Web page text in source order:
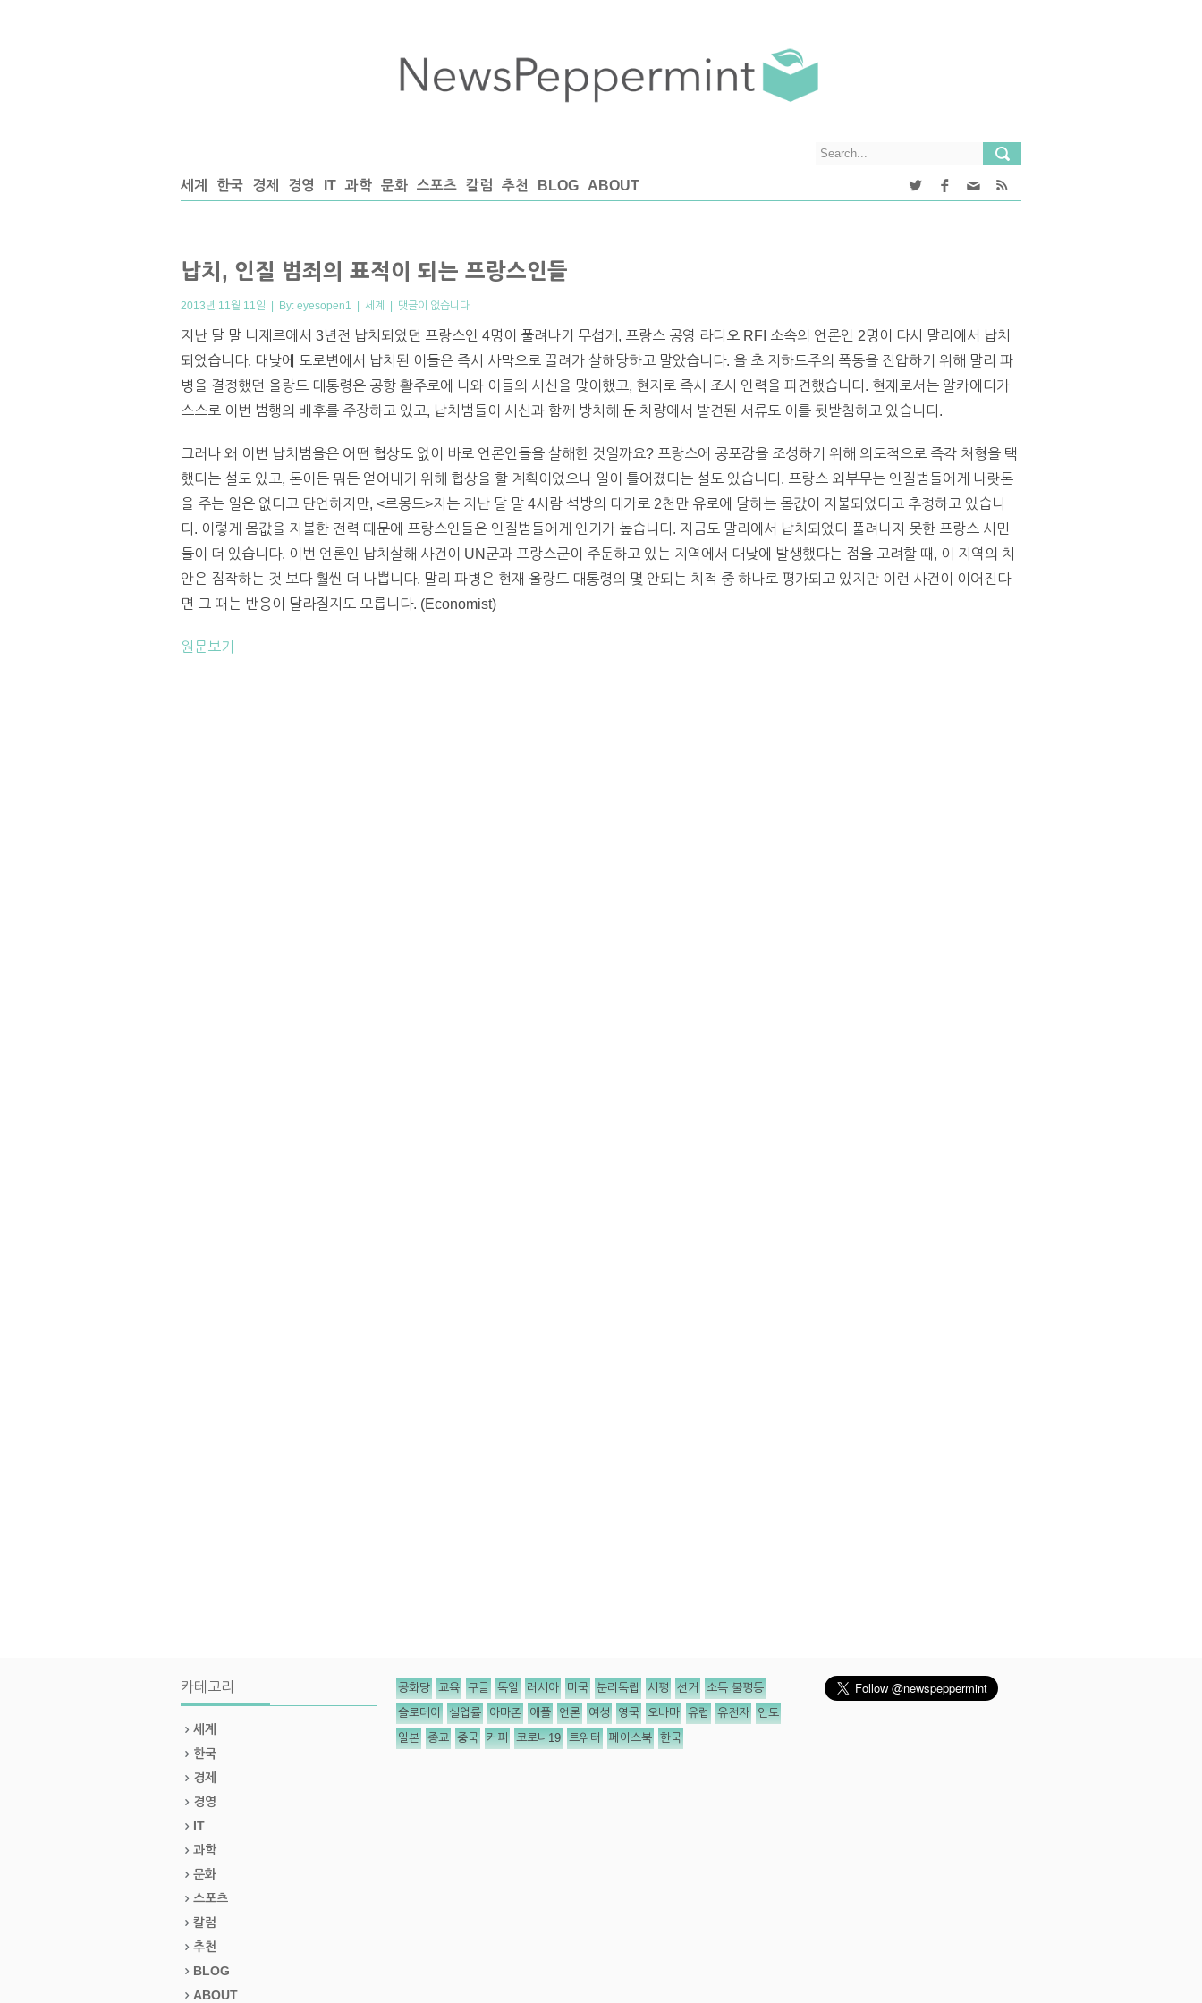
세계 한국 경제 경영 IT 과학 문화 스포츠 칼럼 추천 BLOG ABOUT
납치, 인질 범죄의 표적이 되는 프랑스인들
2013년 11월 11일 | By: eyesopen1 | 세계 | 댓글이 없습니다
지난 달 말 니제르에서 3년전 납치되었던 프랑스인 4명이 풀려나기 무섭게, 프랑스 공영 라디오 RFI 소속의 언론인 2명이 다시 말리에서 납치
되었습니다. 대낮에 도로변에서 납치된 이들은 즉시 사막으로 끌려가 살해당하고 말았습니다. 올 초 지하드주의 폭동을 진압하기 위해 말리 파
병을 결정했던 올랑드 대통령은 공항 활주로에 나와 이들의 시신을 맞이했고, 현지로 즉시 조사 인력을 파견했습니다. 현재로서는 알카에다가
스스로 이번 범행의 배후를 주장하고 있고, 납치범들이 시신과 함께 방치해 둔 차량에서 발견된 서류도 이를 뒷받침하고 있습니다.
그러나 왜 이번 납치범을은 어떤 협상도 없이 바로 언론인들을 살해한 것일까요? 프랑스에 공포감을 조성하기 위해 의도적으로 즉각 처형을 택
했다는 설도 있고, 돈이든 뭐든 얻어내기 위해 협상을 할 계획이었으나 일이 틀어졌다는 설도 있습니다. 프랑스 외부무는 인질범들에게 나랏돈
을 주는 일은 없다고 단언하지만, <르몽드>지는 지난 달 말 4사람 석방의 대가로 2천만 유로에 달하는 몸값이 지불되었다고 추정하고 있습니
다. 이렇게 몸값을 지불한 전력 때문에 프랑스인들은 인질범들에게 인기가 높습니다. 지금도 말리에서 납치되었다 풀려나지 못한 프랑스 시민
들이 더 있습니다. 이번 언론인 납치살해 사건이 UN군과 프랑스군이 주둔하고 있는 지역에서 대낮에 발생했다는 점을 고려할 때, 이 지역의 치
안은 짐작하는 것 보다 훨씬 더 나쁩니다. 말리 파병은 현재 올랑드 대통령의 몇 안되는 치적 중 하나로 평가되고 있지만 이런 사건이 이어진다
면 그 때는 반응이 달라질지도 모릅니다. (Economist)
원문보기
카테고리
세계
한국
경제
경영
IT
과학
문화
스포츠
칼럼
추천
BLOG
ABOUT
공화당 교육 구글 독일 러시아 미국 분리독립 서평 선거 소득 불평등
슬로데이 실업률 아마존 애플 언론 여성 영국 오바마 유럽 유전자 인도
일본 종교 중국 커피 코로나19 트위터 페이스북 한국